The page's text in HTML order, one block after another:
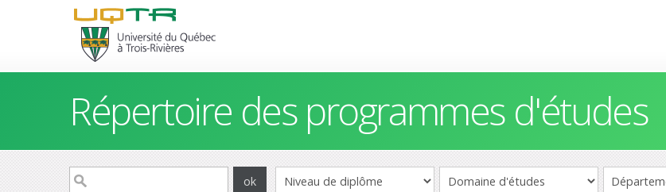
Répertoire des programmes d'études